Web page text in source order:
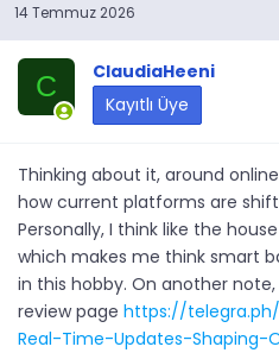
14 Temmuz 2026
C
ClaudiaHeeni
Kayıtlı Üye
Thinking about it, around
how current platforms are
Personally, I think like the
which makes me think smart
in this hobby. On another
review page https://
Real-Time-Updates-Shaping-